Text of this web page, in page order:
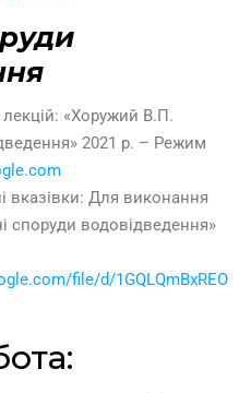
«Хоружий В.П.
2021 р. – Режим
вказівки: Для виконання
споруди водовідведення»
file/d/